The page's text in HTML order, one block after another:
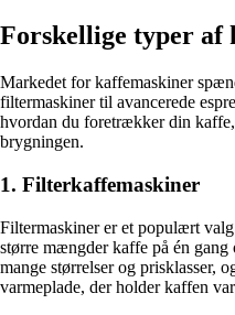
Forskellige typer af
Markedet for kaffemaskiner
filtermaskiner til avancerede
hvordan du foretrækker din
brygningen.
1. Filterkaffemaskiner
Filtermaskiner er et populært
større mængder kaffe på én gang
mange størrelser og prisklasser,
varmeplade, der holder kaffen